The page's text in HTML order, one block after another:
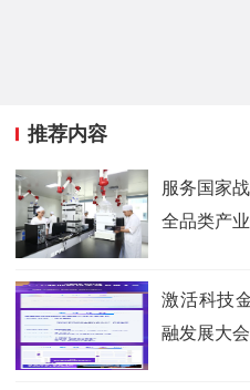
推荐内容
服务国家
全品类产
激活科技
融发展大